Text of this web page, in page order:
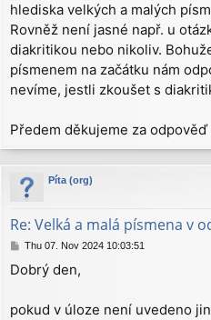
hlediska velkých a malých
Rovněž není jasné např. u
diakritikou nebo nikoliv.
písmenem na začátku nám
nevíme, jestli zkoušet s
Předem děkujeme za
Píta (org)
Re: Velká a malá písmena v
P
s
Thu 07. Nov 2024 10:03:51
Dobrý den,
pokud v úloze není uvedeno